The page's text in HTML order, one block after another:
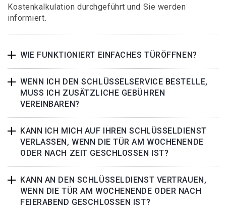
Kostenkalkulation durchgeführt und Sie werden
informiert.
WIE FUNKTIONIERT EINFACHES TÜRÖFFNEN?
WENN ICH DEN SCHLÜSSELSERVICE BESTELLE,
MUSS ICH ZUSÄTZLICHE GEBÜHREN
VEREINBAREN?
KANN ICH MICH AUF IHREN SCHLÜSSELDIENST
VERLASSEN, WENN DIE TÜR AM WOCHENENDE
ODER NACH ZEIT GESCHLOSSEN IST?
KANN AN DEN SCHLÜSSELDIENST VERTRAUEN,
WENN DIE TÜR AM WOCHENENDE ODER NACH
FEIERABEND GESCHLOSSEN IST?